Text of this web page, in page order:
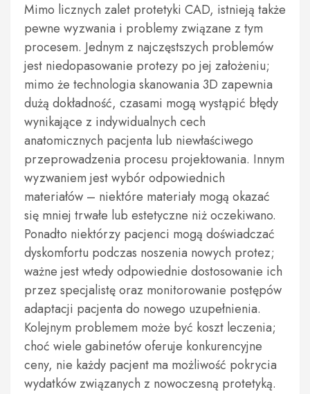
Mimo licznych zalet protetyki CAD, istnieją także
pewne wyzwania i problemy związane z tym
procesem. Jednym z najczęstszych problemów
jest niedopasowanie protezy po jej założeniu;
mimo że technologia skanowania 3D zapewnia
dużą dokładność, czasami mogą wystąpić błędy
wynikające z indywidualnych cech
anatomicznych pacjenta lub niewłaściwego
przeprowadzenia procesu projektowania. Innym
wyzwaniem jest wybór odpowiednich
materiałów – niektóre materiały mogą okazać
się mniej trwałe lub estetyczne niż oczekiwano.
Ponadto niektórzy pacjenci mogą doświadczać
dyskomfortu podczas noszenia nowych protez;
ważne jest wtedy odpowiednie dostosowanie ich
przez specjalistę oraz monitorowanie postępów
adaptacji pacjenta do nowego uzupełnienia.
Kolejnym problemem może być koszt leczenia;
choć wiele gabinetów oferuje konkurencyjne
ceny, nie każdy pacjent ma możliwość pokrycia
wydatków związanych z nowoczesną protetyką.